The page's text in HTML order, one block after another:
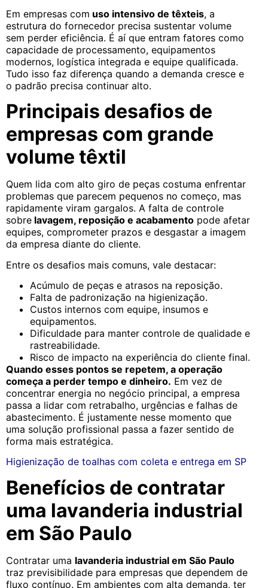
Em empresas com uso intensivo de têxteis, a
estrutura do fornecedor precisa sustentar volume
sem perder eficiência. É aí que entram fatores como
capacidade de processamento, equipamentos
modernos, logística integrada e equipe qualificada.
Tudo isso faz diferença quando a demanda cresce e
o padrão precisa continuar alto.
Principais desafios de
empresas com grande
volume têxtil
Quem lida com alto giro de peças costuma enfrentar
problemas que parecem pequenos no começo, mas
rapidamente viram gargalos. A falta de controle
sobre lavagem, reposição e acabamento pode afetar
equipes, comprometer prazos e desgastar a imagem
da empresa diante do cliente.
Entre os desafios mais comuns, vale destacar:
Acúmulo de peças e atrasos na reposição.
Falta de padronização na higienização.
Custos internos com equipe, insumos e
equipamentos.
Dificuldade para manter controle de qualidade e
rastreabilidade.
Risco de impacto na experiência do cliente final.
Quando esses pontos se repetem, a operação
começa a perder tempo e dinheiro. Em vez de
concentrar energia no negócio principal, a empresa
passa a lidar com retrabalho, urgências e falhas de
abastecimento. É justamente nesse momento que
uma solução profissional passa a fazer sentido de
forma mais estratégica.
Higienização de toalhas com coleta e entrega em SP
Benefícios de contratar
uma lavanderia industrial
em São Paulo
Contratar uma lavanderia industrial em São Paulo
traz previsibilidade para empresas que dependem de
fluxo contínuo. Em ambientes com alta demanda, ter